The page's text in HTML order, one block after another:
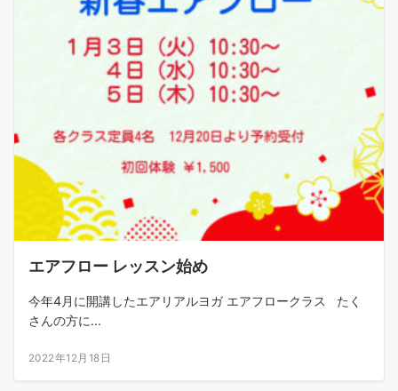
エアフロー レッスン始め
今年4月に開講したエアリアルヨガ エアフロークラス たく
さんの方に...
2022年12月18日